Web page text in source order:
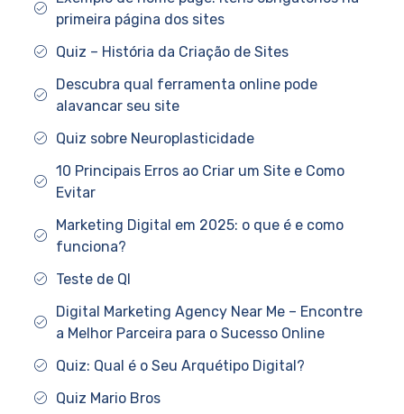
primeira página dos sites
Quiz – História da Criação de Sites
Descubra qual ferramenta online pode
alavancar seu site
Quiz sobre Neuroplasticidade
10 Principais Erros ao Criar um Site e Como
Evitar
Marketing Digital em 2025: o que é e como
funciona?
Teste de QI
Digital Marketing Agency Near Me – Encontre
a Melhor Parceira para o Sucesso Online
Quiz: Qual é o Seu Arquétipo Digital?
Quiz Mario Bros